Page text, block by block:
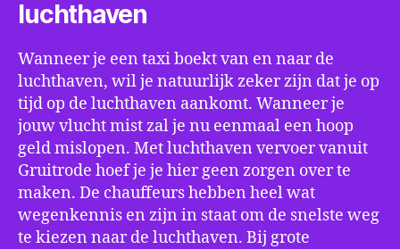
luchthaven
Wanneer je een taxi boekt van en naar de
luchthaven, wil je natuurlijk zeker zijn dat je op
tijd op de luchthaven aankomt. Wanneer je
jouw vlucht mist zal je nu eenmaal een hoop
geld mislopen. Met luchthaven vervoer vanuit
Gruitrode hoef je je hier geen zorgen over te
maken. De chauffeurs hebben heel wat
wegenkennis en zijn in staat om de snelste weg
te kiezen naar de luchthaven. Bij grote